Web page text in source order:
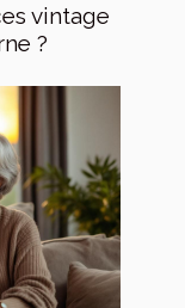
vintage
?